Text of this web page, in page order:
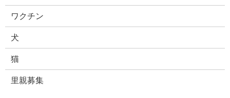
ワクチン
犬
猫
里親募集